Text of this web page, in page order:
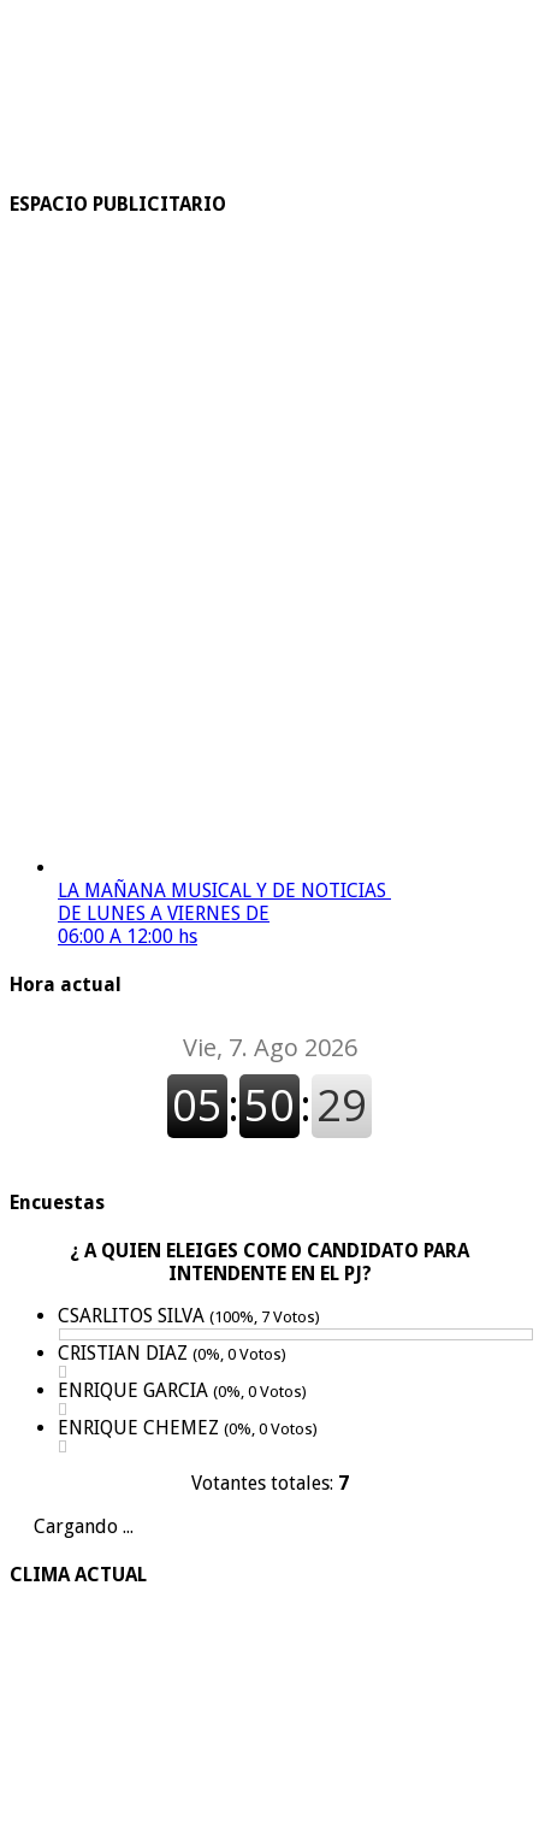
ESPACIO PUBLICITARIO
LA MAÑANA MUSICAL Y DE NOTICIAS
DE LUNES A VIERNES DE
06:00 A 12:00 hs
Hora actual
Encuestas
¿ A QUIEN ELEIGES COMO CANDIDATO PARA
INTENDENTE EN EL PJ?
CSARLITOS SILVA (100%, 7 Votos)
CRISTIAN DIAZ (0%, 0 Votos)
ENRIQUE GARCIA (0%, 0 Votos)
ENRIQUE CHEMEZ (0%, 0 Votos)
Votantes totales: 7
Cargando ...
CLIMA ACTUAL